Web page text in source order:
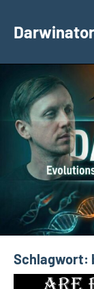
InhaltDarwinator
Evolutionsbiologie
Schlagwort: